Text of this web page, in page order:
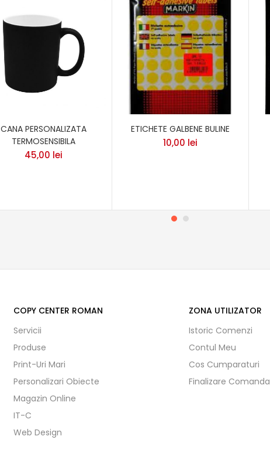
CANA PERSONALIZATA
TERMOSENSIBILA
45,00 lei
ETICHETE GALBENE BULINE
10,00 lei
COPY CENTER ROMAN
Servicii
Produse
Print-Uri Mari
Personalizari Obiecte
Magazin Online
IT-C
Web Design
ZONA UTILIZATOR
Istoric Comenzi
Contul Meu
Cos Cumparaturi
Finalizare Comanda